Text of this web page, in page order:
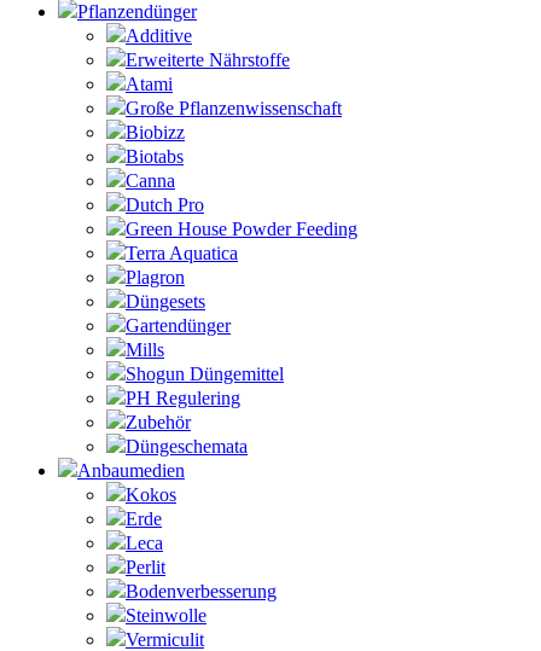
Pflanzendünger
Additive
Erweiterte Nährstoffe
Atami
Große Pflanzenwissenschaft
Biobizz
Biotabs
Canna
Dutch Pro
Green House Powder Feeding
Terra Aquatica
Plagron
Düngesets
Gartendünger
Mills
Shogun Düngemittel
PH Regulering
Zubehör
Düngeschemata
Anbaumedien
Kokos
Erde
Leca
Perlit
Bodenverbesserung
Steinwolle
Vermiculit